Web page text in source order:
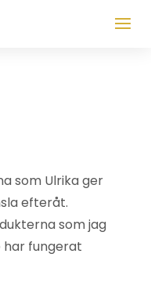
som Ulrika ger
efteråt.
som jag
har fungerat